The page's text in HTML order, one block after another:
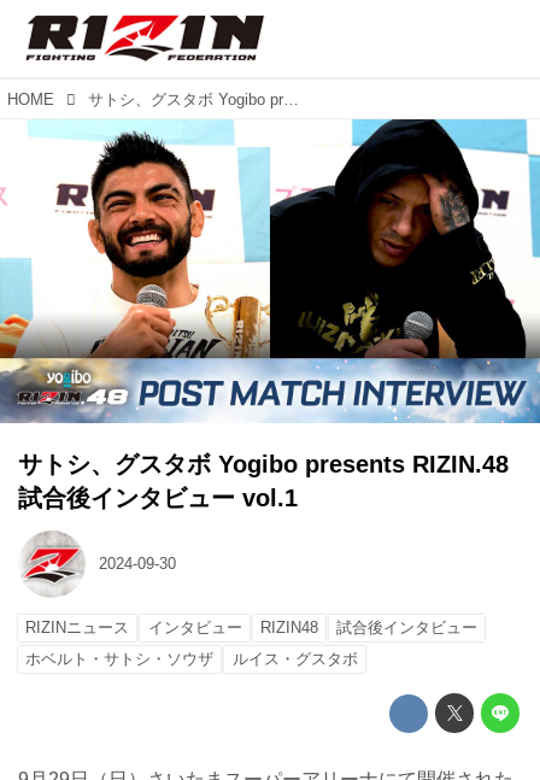
HOME サトシ、グスタボ Yogibo presents RIZIN.48 試合後インタビュー vol.1
サトシ、グスタボ Yogibo presents RIZIN.48
試合後インタビュー vol.1
2024-09-30
RIZINニュース インタビュー RIZIN48
試合後インタビュー
ホベルト・サトシ・ソウザ
ルイス・グスタボ